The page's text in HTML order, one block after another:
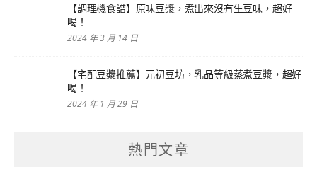
【調理機食譜】原味豆漿，煮出來沒有生豆味，超好
喝！
2024 年 3 月 14 日
【宅配豆漿推薦】元初豆坊，乳品等級蒸煮豆漿，超好
喝！
2024 年 1 月 29 日
熱門文章